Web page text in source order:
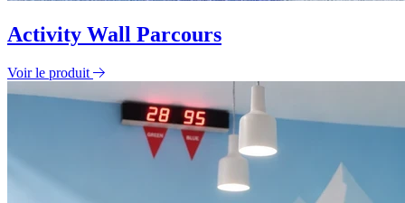
Activity Wall Parcours
Voir le produit